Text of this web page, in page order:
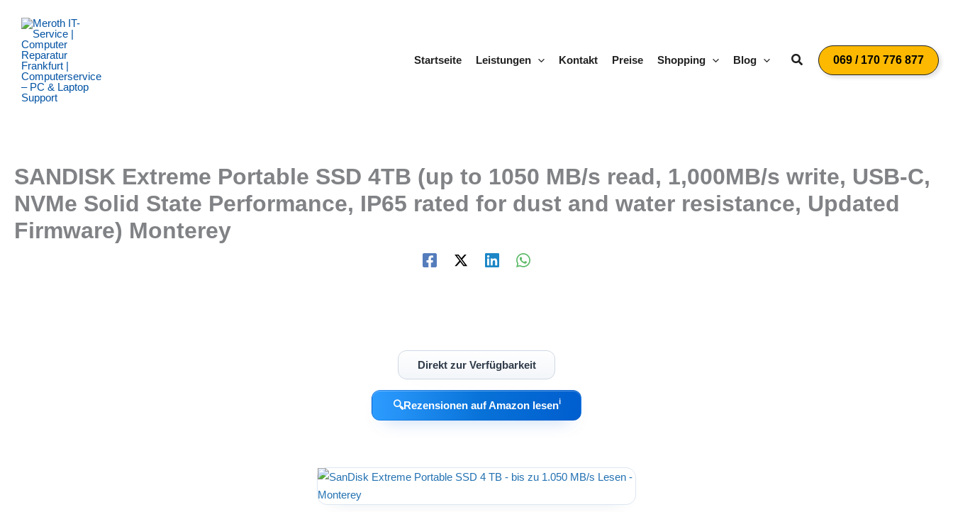
Inhalt
springen
Startseite
Leistungen Kontakt Preise Shopping Blog Suchen069 / 170 776 877
SANDISK Extreme Portable SSD 4TB (up to 1050 MB/s read, 1,000MB/s write, USB-C,
NVMe Solid State Performance, IP65 rated for dust and water resistance, Updated
Firmware) Monterey
Direkt zur Verfügbarkeit
🔍Rezensionen auf Amazon lesenℹ︎